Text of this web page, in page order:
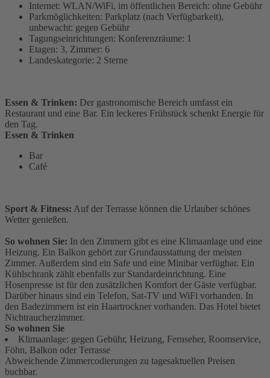
Internet: WLAN/WiFi, im öffentlichen Bereich: ohne Gebühr
Parkmöglichkeiten: Parkplatz (nach Verfügbarkeit),
unbewacht: gegen Gebühr
Tagungseinrichtungen: Konferenzräume: 1
Etagen: 3, Zimmer: 6
Landeskategorie: 2 Sterne
Essen & Trinken: Der gastronomische Bereich umfasst ein
Restaurant und eine Bar. Ein leckeres Frühstück schenkt Energie für
den Tag.
Essen & Trinken
Bar
Café
Sport & Fitness: Auf der Terrasse können die Urlauber schönes
Wetter genießen.
So wohnen Sie: In den Zimmern gibt es eine Klimaanlage und eine
Heizung. Ein Balkon gehört zur Grundausstattung der meisten
Zimmer. Außerdem sind ein Safe und eine Minibar verfügbar. Ein
Kühlschrank zählt ebenfalls zur Standardeinrichtung. Eine
Hosenpresse ist für den zusätzlichen Komfort der Gäste verfügbar.
Darüber hinaus sind ein Telefon, Sat-TV und WiFi vorhanden. In
den Badezimmern ist ein Haartrockner vorhanden. Das Hotel bietet
Nichtraucherzimmer.
So wohnen Sie
Klimaanlage: gegen Gebühr, Heizung, Fernseher, Roomservice,
Föhn, Balkon oder Terrasse
Abweichende Zimmercodierungen zu tagesaktuellen Preisen
buchbar.